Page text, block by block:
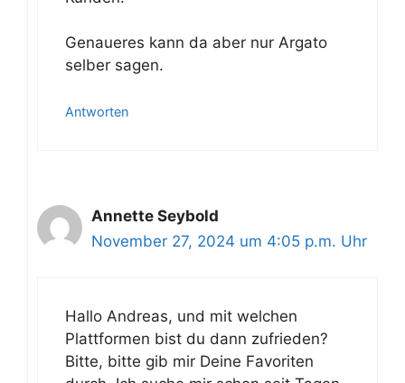
Genaueres kann da aber nur Argato
selber sagen.
Antworten
Annette Seybold
November 27, 2024 um 4:05 p.m. Uhr
Hallo Andreas, und mit welchen
Plattformen bist du dann zufrieden?
Bitte, bitte gib mir Deine Favoriten